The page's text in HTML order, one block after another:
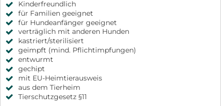
Kinderfreundlich
für Familien geeignet
für Hundeanfänger geeignet
verträglich mit anderen Hunden
kastriert/sterilisiert
geimpft (mind. Pflichtimpfungen)
entwurmt
gechipt
mit EU-Heimtierausweis
aus dem Tierheim
Tierschutzgesetz §11